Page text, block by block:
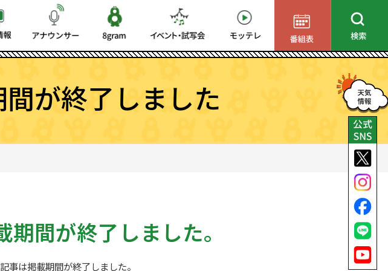
が終了しました
期間が終了しました。
事は掲載期間が終了しました。